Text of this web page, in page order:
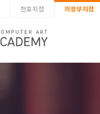
천호지점 의정부지점